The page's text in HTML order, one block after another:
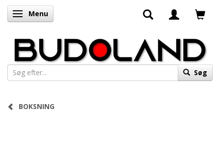
Skifte navigation
Menu
Søg
BOKSNING